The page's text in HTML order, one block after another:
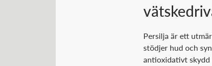
Persilja är ett
stödjer hud och
antioxidativt